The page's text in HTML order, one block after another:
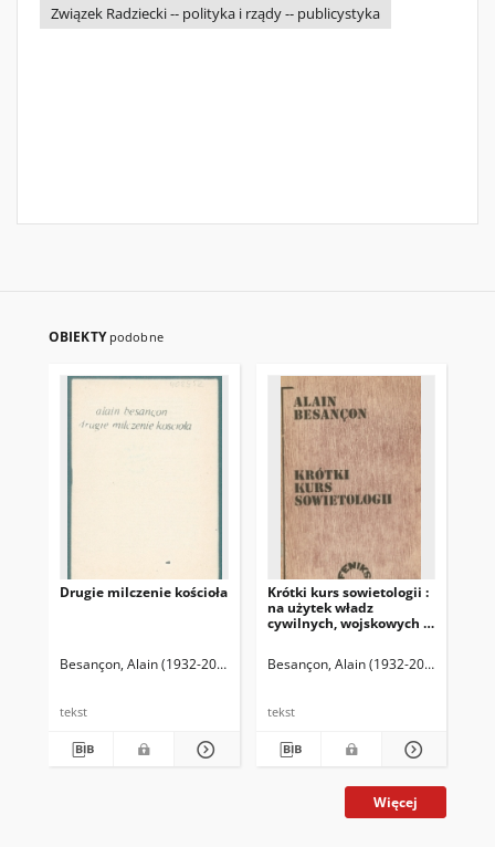
Związek Radziecki -- polityka i rządy -- publicystyka
OBIEKTY podobne
Drugie milczenie kościoła
Besançon, Alain (1932-2023) Juryś, Julia (1946- ) Tł.
tekst
Krótki kurs sowietologii :
na użytek władz
cywilnych, wojskowych i
Besançon, Alain (1932-2023)
tekst
Więcej